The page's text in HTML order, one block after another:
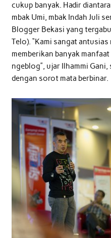
cukup banyak. Hadir
mbak Umi, mbak Indah Juli
Blogger Bekasi yang
Telo). “Kami sangat
memberikan banyak
ngeblog”, ujar Ilhammi
dengan sorot mata berbinar.